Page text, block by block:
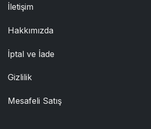
İletişim
Hakkımızda
İptal ve İade
Gizlilik
Mesafeli Satış